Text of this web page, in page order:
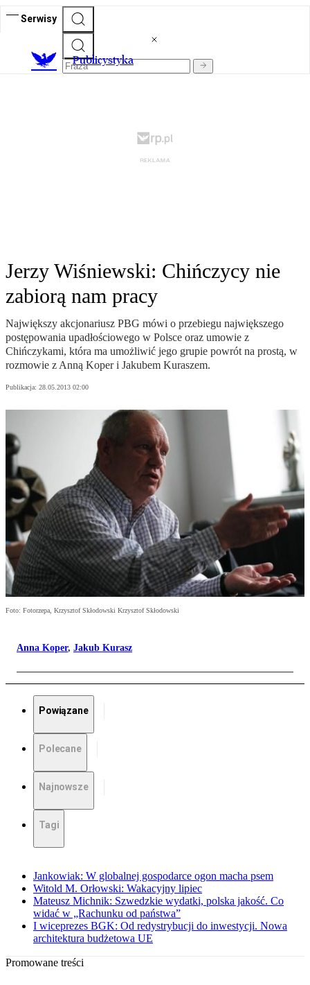
Serwisy
Publicystyka
Jerzy Wiśniewski: Chińczycy nie
zabiorą nam pracy
Największy akcjonariusz PBG mówi o przebiegu największego
postępowania upadłościowego w Polsce oraz umowie z
Chińczykami, która ma umożliwić jego grupie powrót na prostą, w
rozmowie z Anną Koper i Jakubem Kuraszem.
Publikacja: 28.05.2013 02:00
Foto: Fotorzepa, Krzysztof Skłodowski Krzysztof Skłodowski
Anna Koper, Jakub Kurasz
Powiązane
Polecane
Najnowsze
Tagi
Jankowiak: W globalnej gospodarce ogon macha psem
Witold M. Orłowski: Wakacyjny lipiec
Mateusz Michnik: Szwedzkie wydatki, polska jakość. Co
widać w „Rachunku od państwa”
I wiceprezes BGK: Od redystrybucji do inwestycji. Nowa
architektura budżetowa UE
Promowane treści